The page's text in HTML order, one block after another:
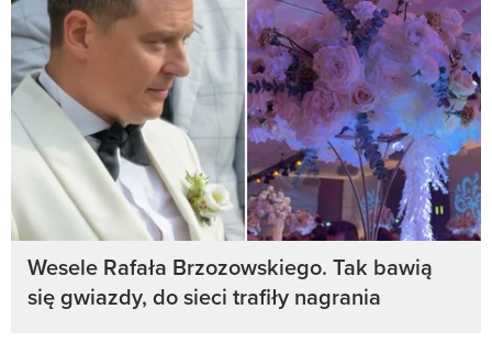
Wesele Rafała Brzozowskiego. Tak bawią
się gwiazdy, do sieci trafiły nagrania